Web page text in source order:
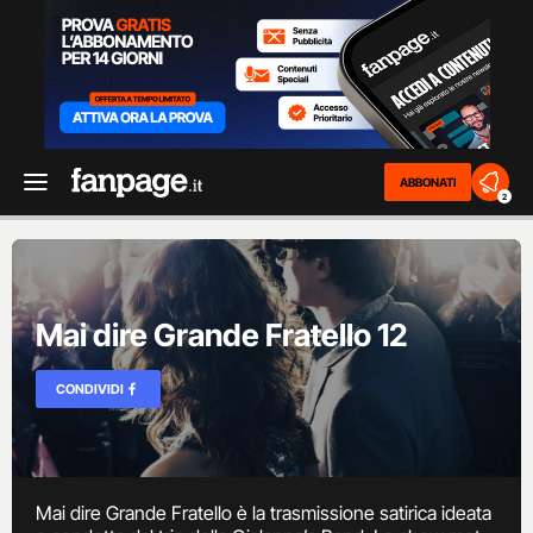
ABBONATI
2
Mai dire Grande Fratello 12
CONDIVIDI
Mai dire Grande Fratello è la trasmissione satirica ideata